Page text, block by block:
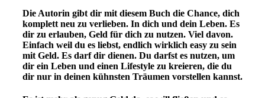
Die Autorin gibt dir mit diesem Buch die Chance, dich
komplett neu zu verlieben. In dich und dein Leben. Es
dir zu erlauben, Geld für dich zu nutzen. Viel davon.
Einfach weil du es liebst, endlich wirklich easy zu sein
mit Geld. Es darf dir dienen. Du darfst es nutzen, um
dir ein Leben und einen Lifestyle zu kreieren, die du
dir nur in deinen kühnsten Träumen vorstellen kannst.